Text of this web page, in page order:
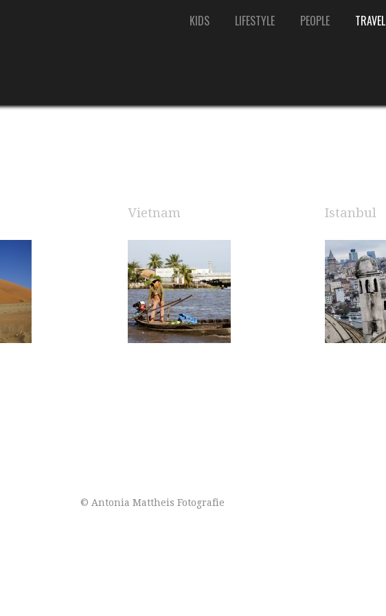
KIDS LIFESTYLE PEOPLE TRAVEL
Vietnam Istanbul
© Antonia Mattheis Fotografie